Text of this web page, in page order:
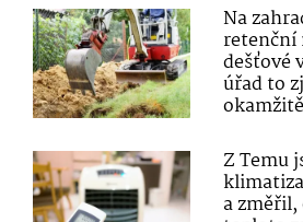
Na
retenční
dešťové
úřad to
Z Temu
a